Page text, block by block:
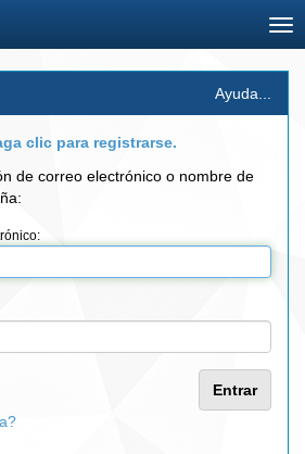
Ayuda...
clic para registrarse.
de correo electrónico o nombre de